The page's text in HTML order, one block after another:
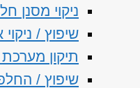
ניקוי מסנן
שיפוץ / ניקוי
תיקון מערכת ABS
שיפוץ /